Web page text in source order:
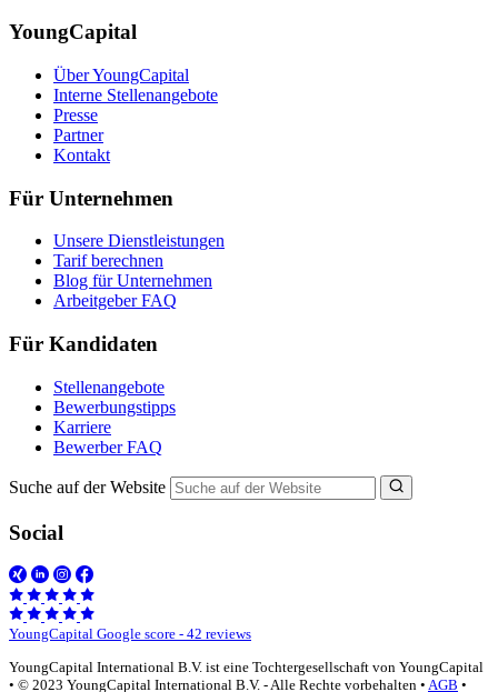
YoungCapital
Über YoungCapital
Interne Stellenangebote
Presse
Partner
Kontakt
Für Unternehmen
Unsere Dienstleistungen
Tarif berechnen
Blog für Unternehmen
Arbeitgeber FAQ
Für Kandidaten
Stellenangebote
Bewerbungstipps
Karriere
Bewerber FAQ
Suche auf der Website
Social
YoungCapital Google score - 42 reviews
YoungCapital International B.V. ist eine Tochtergesellschaft von YoungCapital
• © 2023 YoungCapital International B.V. - Alle Rechte vorbehalten • AGB •